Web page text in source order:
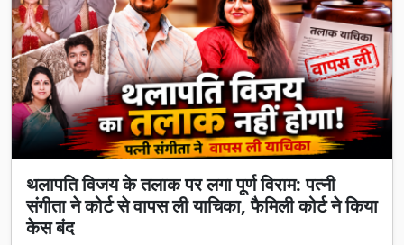
थलापति विजय के तलाक पर लगा पूर्ण विराम: पत्नी
संगीता ने कोर्ट से वापस ली याचिका, फैमिली कोर्ट ने किया
केस बंद